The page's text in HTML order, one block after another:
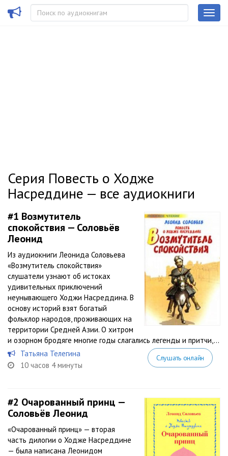
Серия Повесть о Ходже
Насреддине — все аудиокниги
#1 Возмутитель
спокойствия — Соловьёв
Леонид
Из аудиокниги Леонида Соловьева
«Возмутитель спокойствия»
слушатели узнают об истоках
удивительных приключений
неунывающего Ходжи Насреддина. В
основу историй взят богатый
фольклор народов, проживающих на
территории Средней Азии. О хитром
и озорном бродяге многие годы слагались легенды и притчи,...
Татьяна Телегина
10 часов 4 минуты
Слушать онлайн
#2 Очарованный принц —
Соловьёв Леонид
«Очарованный принц» — вторая
часть дилогии о Ходже Насреддине
— была написана Леонидом